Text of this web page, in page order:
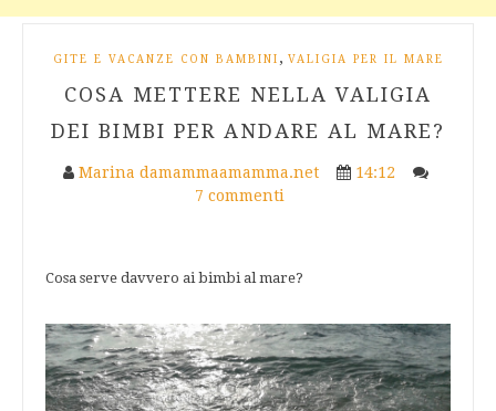
GITE E VACANZE CON BAMBINI , VALIGIA PER IL MARE
COSA METTERE NELLA VALIGIA
DEI BIMBI PER ANDARE AL MARE?
Marina damammaamamma.net
14:12
7 commenti
Cosa serve davvero ai bimbi al mare?